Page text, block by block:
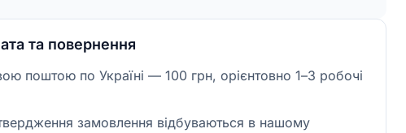
та повернення
поштою по Україні — 100 грн, орієнтовно 1–3 робочі
замовлення відбуваються в нашому